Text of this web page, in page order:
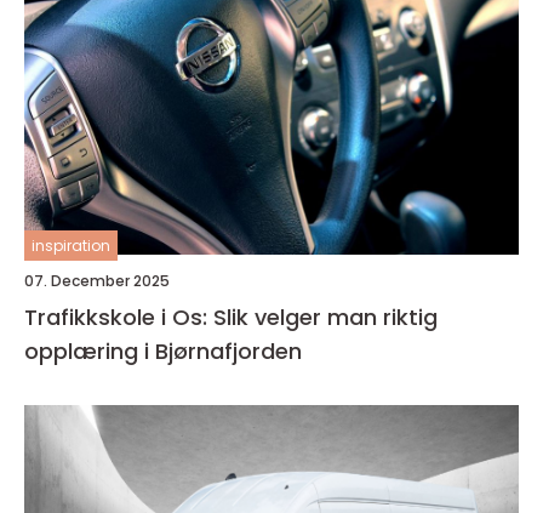
inspiration
07. December 2025
Trafikkskole i Os: Slik velger man riktig
opplæring i Bjørnafjorden